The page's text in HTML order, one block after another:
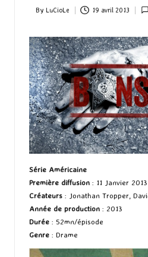
Posted
By LuCioLe 19 avril 2013
Série Américaine
Première diffusion : 11 Janvier
Créateurs : Jonathan Tropper,
Année de production : 2013
Durée : 52mn/épisode
Genre : Drame